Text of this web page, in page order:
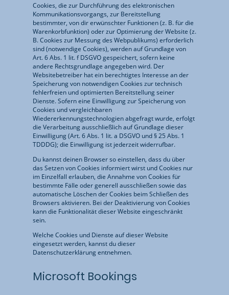
Cookies, die zur Durchführung des elektronischen
Kommunikationsvorgangs, zur Bereitstellung
bestimmter, von dir erwünschter Funktionen (z. B. für die
Warenkorbfunktion) oder zur Optimierung der Website (z.
B. Cookies zur Messung des Webpublikums) erforderlich
sind (notwendige Cookies), werden auf Grundlage von
Art. 6 Abs. 1 lit. f DSGVO gespeichert, sofern keine
andere Rechtsgrundlage angegeben wird. Der
Websitebetreiber hat ein berechtigtes Interesse an der
Speicherung von notwendigen Cookies zur technisch
fehlerfreien und optimierten Bereitstellung seiner
Dienste. Sofern eine Einwilligung zur Speicherung von
Cookies und vergleichbaren
Wiedererkennungstechnologien abgefragt wurde, erfolgt
die Verarbeitung ausschließlich auf Grundlage dieser
Einwilligung (Art. 6 Abs. 1 lit. a DSGVO und § 25 Abs. 1
TDDDG); die Einwilligung ist jederzeit widerrufbar.
Du kannst deinen Browser so einstellen, dass du über
das Setzen von Cookies informiert wirst und Cookies nur
im Einzelfall erlauben, die Annahme von Cookies für
bestimmte Fälle oder generell ausschließen sowie das
automatische Löschen der Cookies beim Schließen des
Browsers aktivieren. Bei der Deaktivierung von Cookies
kann die Funktionalität dieser Website eingeschränkt
sein.
Welche Cookies und Dienste auf dieser Website
eingesetzt werden, kannst du dieser
Datenschutzerklärung entnehmen.
Microsoft Bookings